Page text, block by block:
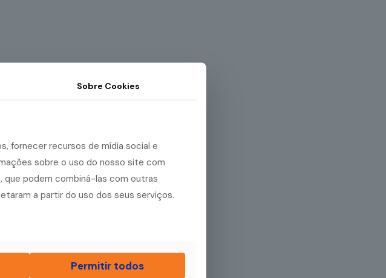
Sobre Cookies
fornecer recursos de mídia social e
sobre o uso do nosso site com
que podem combiná-las com outras
a partir do uso dos seus serviços.
Permitir todos